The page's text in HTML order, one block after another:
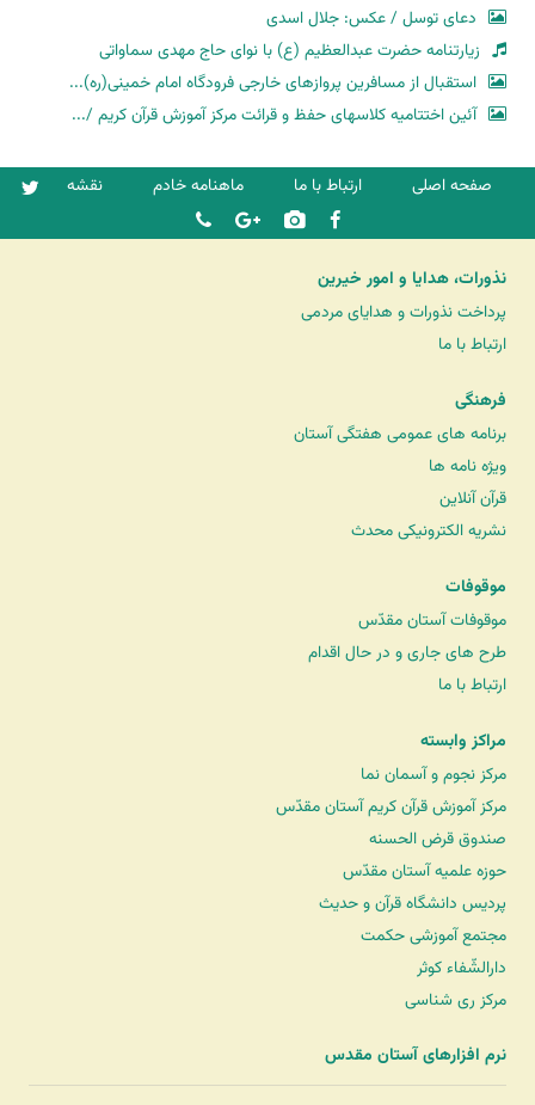
دعای توسل / عکس: جلال اسدی
زیارتنامه حضرت عبدالعظیم (ع) با نوای حاج مهدی سماواتی
استقبال از مسافرین پروازهای خارجی فرودگاه امام خمینی(ره)...
آئین اختتامیه کلاسهای حفظ و قرائت مرکز آموزش قرآن کریم /...
صفحه اصلی ارتباط با ما ماهنامه خادم نقشه
نذورات، هدایا و امور خیرین
پرداخت نذورات و هدایای مردمی
ارتباط با ما
فرهنگی
برنامه های عمومی هفتگی آستان
ویژه نامه ها
قرآن آنلاین
نشریه الکترونیکی محدث
موقوفات
موقوفات آستان مقدّس
طرح های جاری و در حال اقدام
ارتباط با ما
مراکز وابسته
مرکز نجوم و آسمان نما
مرکز آموزش قرآن کریم آستان مقدّس
صندوق قرض الحسنه
حوزه علمیه آستان مقدّس
پردیس دانشگاه قرآن و حدیث
مجتمع آموزشی حکمت
دارالشّفاء کوثر
مرکز ری شناسی
نرم افزارهای آستان مقدس